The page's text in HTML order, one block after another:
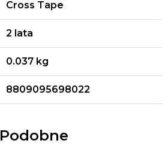
Cross Tape
2 lata
0.037 kg
8809095698022
Podobne